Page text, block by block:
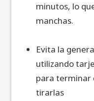
minutos, lo
manchas.
Evita la
utilizando
para terminar
tirarlas